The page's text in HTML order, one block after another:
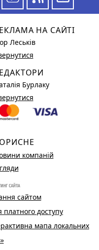
НА САЙТІ
Леськів
Бурлаку
компаній
сайтом
доступу
мапа локальних